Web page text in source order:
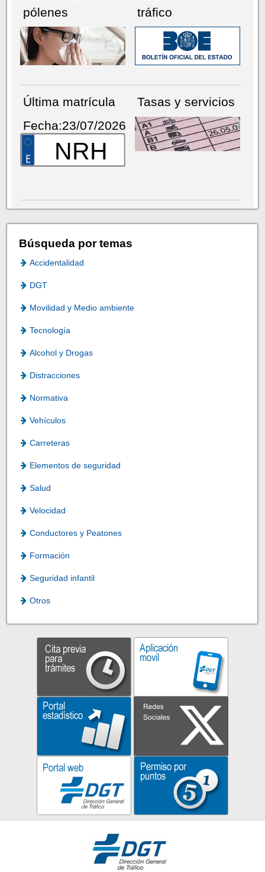
pólenes
tráfico
Última matrícula
Fecha:23/07/2026
NRH
Tasas y servicios
Búsqueda por temas
Accidentalidad
DGT
Movilidad y Medio ambiente
Tecnología
Alcohol y Drogas
Distracciones
Normativa
Vehículos
Carreteras
Elementos de seguridad
Salud
Velocidad
Conductores y Peatones
Formación
Seguridad infantil
Otros